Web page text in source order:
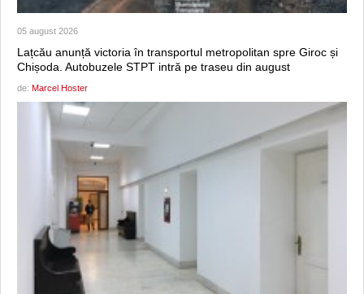
05 august 2026
Lațcău anunță victoria în transportul metropolitan spre Giroc și
Chișoda. Autobuzele STPT intră pe traseu din august
de: Marcel Hoster